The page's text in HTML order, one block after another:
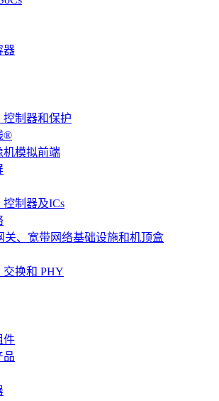
器
控制器和保护
®
机模拟前端
制器及ICs
关、宽带网络基础设施和机顶盒
交换和 PHY
件
品